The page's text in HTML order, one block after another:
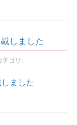
しました
テゴリ:
ました